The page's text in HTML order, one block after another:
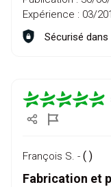
Expérience : 03/
Sécurisé
François S. - ( )
Fabrication et